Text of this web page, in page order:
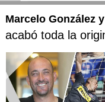
Marcelo González
acabó toda la